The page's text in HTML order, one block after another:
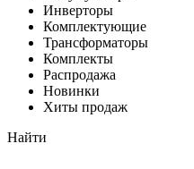
Инверторы
Комплектующие
Трансформаторы
Комплекты
Распродажа
Новинки
Хиты продаж
Найти